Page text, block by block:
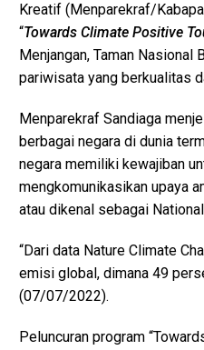
Kreatif (Menparekraf/
“Towards Climate Positive
Menjangan, Taman
pariwisata yang berkualitas
Menparekraf Sandiaga
berbagai negara di dunia
negara memiliki kewajiban
mengkomunikasikan upaya
atau dikenal sebagai
“Dari data Nature Climate
emisi global, dimana 49
(07/07/2022).
Peluncuran program